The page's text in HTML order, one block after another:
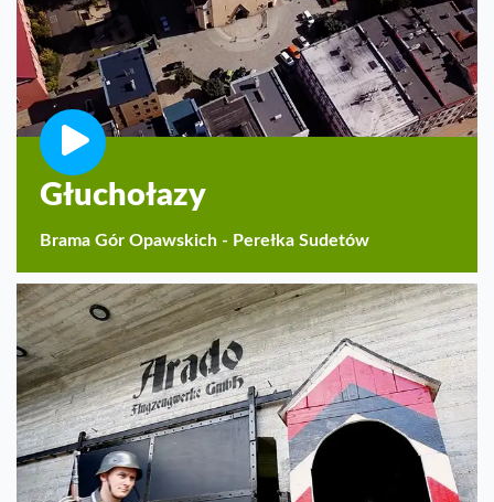
Głuchołazy
Brama Gór Opawskich - Perełka Sudetów